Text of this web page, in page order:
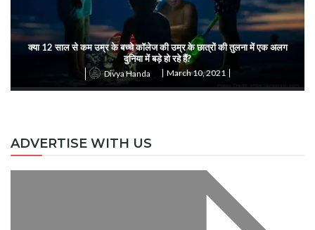
क्या 12 साल से कम उम्र के बच्चे कॉलेज की उम्र के छात्रों की तुलना में एक अलग
दुनिया में बड़े हो रहे हैं?
Divya Handa March 10, 2021
ADVERTISE WITH US